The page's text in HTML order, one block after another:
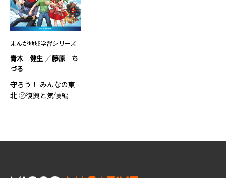
まんが地域学習シリーズ
青木 健生
藤原 ち
づる
守ろう！ みんなの東
北 ②復興と気候編